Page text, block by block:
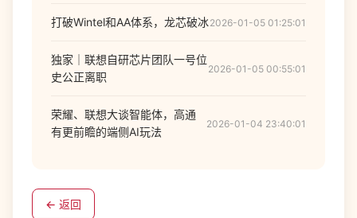
打破Wintel和AA体系，龙芯破冰 2026-01-05 01:25:01
独家｜联想自研芯片团队一号位
史公正离职
2026-01-05 00:55:01
荣耀、联想大谈智能体，高通
有更前瞻的端侧AI玩法
2026-01-04 23:40:01
← 返回